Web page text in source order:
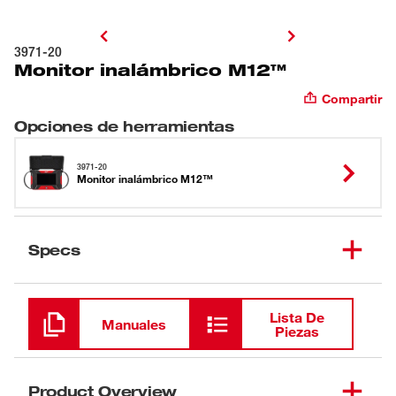
3971-20
Monitor inalámbrico M12™
Compartir
Opciones de herramientas
3971-20
Monitor inalámbrico M12™
Specs
Cargando
Manuales
Lista De
Piezas
Product Overview